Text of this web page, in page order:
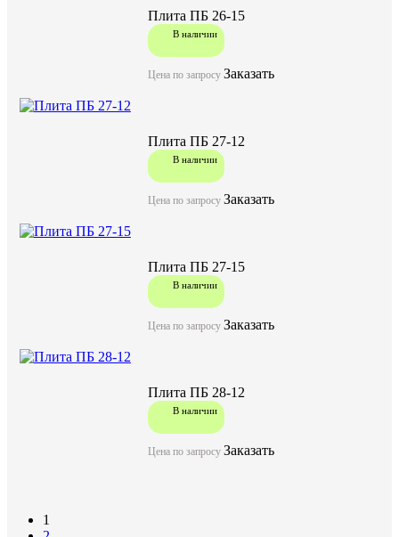
Задать вопрос
В наличии
Плита ПБ 26-15
Цена по запросуЗаказать
В наличии
Плита ПБ 27-12
Цена по запросуЗаказать
В наличии
Плита ПБ 27-15
Цена по запросуЗаказать
В наличии
Плита ПБ 28-12
Цена по запросуЗаказать
1